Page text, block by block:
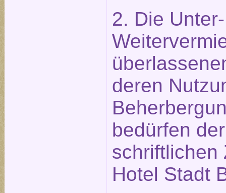
2. Die
deren
bedürfen
schriftlichen
Hotel Stadt